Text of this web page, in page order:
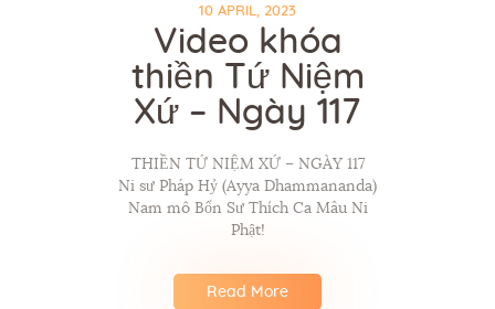
10 APRIL, 2023
Video khóa
thiền Tứ Niệm
Xứ – Ngày 117
THIỀN TỨ NIỆM XỨ – NGÀY 117
Ni sư Pháp Hỷ (Ayya Dhammananda)
Nam mô Bổn Sư Thích Ca Mâu Ni
Phật!
Read More